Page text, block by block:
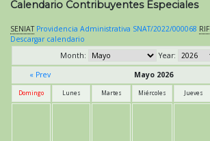
Calendario Contribuyentes Especiales
SENIAT Providencia Administrativa SNAT/2022/000068 RIF
Descargar calendario
Month:
Year:
« Prev
Mayo 2026
Domingo Lunes Martes Miércoles Jueves